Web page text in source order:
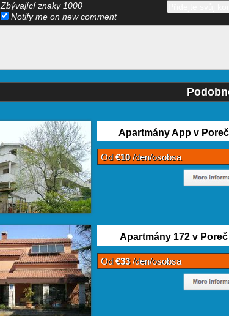
Zbývající znaky 1000
Notify me on new comment
Apartmány App v Poreč
Od€10/den/osobsa
Apartmány 172 v Poreč
Od€33/den/osobsa